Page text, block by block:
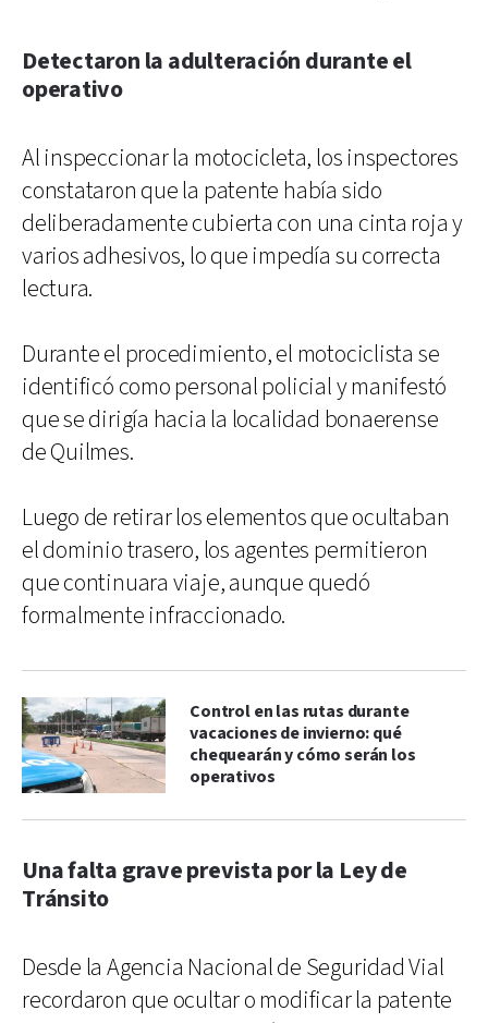
Detectaron la adulteración durante el
operativo
Al inspeccionar la motocicleta, los inspectores
constataron que la patente había sido
deliberadamente cubierta con una cinta roja y
varios adhesivos, lo que impedía su correcta
lectura.
Durante el procedimiento, el motociclista se
identificó como personal policial y manifestó
que se dirigía hacia la localidad bonaerense
de Quilmes.
Luego de retirar los elementos que ocultaban
el dominio trasero, los agentes permitieron
que continuara viaje, aunque quedó
formalmente infraccionado.
Control en las rutas durante
vacaciones de invierno: qué
chequearán y cómo serán los
operativos
Una falta grave prevista por la Ley de
Tránsito
Desde la Agencia Nacional de Seguridad Vial
recordaron que ocultar o modificar la patente